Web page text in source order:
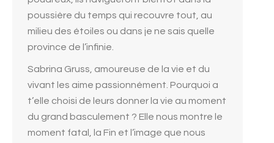
poussière du temps qui recouvre tout, au
milieu des étoiles ou dans je ne sais quelle
province de l’infinie.
Sabrina Gruss, amoureuse de la vie et du
vivant les aime passionnément. Pourquoi a
t’elle choisi de leurs donner la vie au moment
du grand basculement ? Elle nous montre le
moment fatal, la Fin et l’image que nous